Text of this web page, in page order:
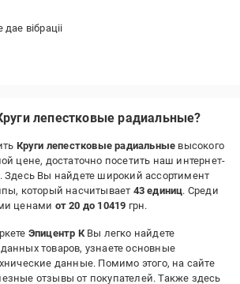
вібраціі
лепестковые радиальные?
Круги лепестковые радиальные высокого
цене, достаточно посетить наш интернет-
. Здесь Вы найдете широкий ассортимент
который насчитывает 43 единиц. Среди
ценами от 20 до 10419 грн.
Эпицентр КВы легко найдете
товаров, узнаете основные
данные. Помимо этого, на сайте
отзывы от покупателей. Также здесь